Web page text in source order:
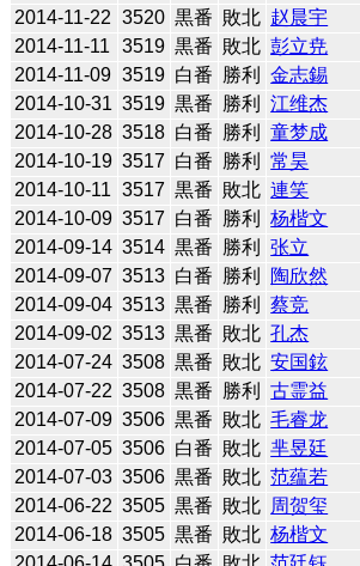
2014-11-22 3520 黒番 敗北 赵晨宇
2014-11-11
3519 黒番 敗北 彭立尭
2014-11-09 3519 白番 勝利 金志錫
2014-10-31 3519 黒番 勝利 江维杰
2014-10-28 3518 白番 勝利 童梦成
2014-10-19 3517 白番 勝利 常昊
2014-10-11 3517 黒番 敗北 連笑
2014-10-09 3517 白番 勝利 杨楷文
2014-09-14 3514 黒番 勝利 张立
2014-09-07 3513 白番 勝利 陶欣然
2014-09-04 3513 黒番 勝利 蔡竞
2014-09-02 3513 黒番 敗北 孔杰
2014-07-24 3508 黒番 敗北 安国鉉
2014-07-22 3508 黒番 勝利 古霊益
2014-07-09 3506 黒番 敗北 毛睿龙
2014-07-05 3506 白番 敗北 芈昱廷
2014-07-03 3506 黒番 敗北 范蕴若
2014-06-22 3505 黒番 敗北 周贺玺
2014-06-18 3505 黒番 敗北 杨楷文